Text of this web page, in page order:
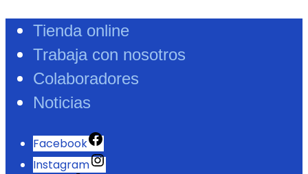
Tienda online
Trabaja con nosotros
Colaboradores
Noticias
Facebook
Instagram